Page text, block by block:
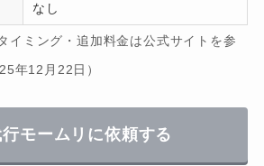
なし
イミング・追加料金は公式サイトを参
年12月22日）
モームリに依頼する